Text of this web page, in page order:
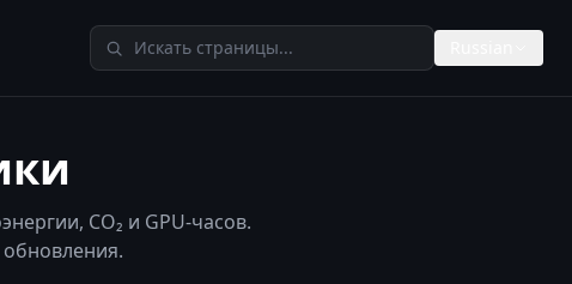
Поиск по TheAIMeters
CO₂ и GPU-часов.